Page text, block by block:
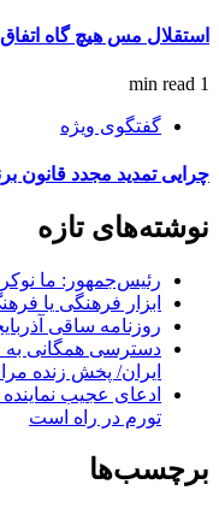
استقلال مس هیچ گاه اتفاق
1 min read
گفتگوی ویژه
چرایی تمدید مجدد قانون
نوشته‌های تازه
رئیس‌جمهور: ما
ابزار فرهنگی یا
روزنامه ساقی آذربایجان/ شنبه
دسترسی همگانی به
ایران/ پخش زنده
ادعای عجیب
تورم در راه است
برچسب‌ها